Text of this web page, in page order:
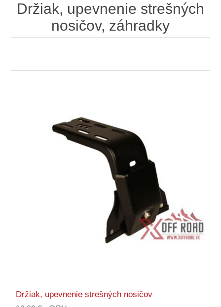
Držiak, upevnenie strešných
nosičov, záhradky
Držiak, upevnenie strešných nosičov